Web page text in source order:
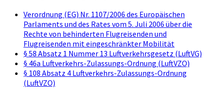
Verordnung (EG) Nr. 1107/2006 des Europäischen
Parlaments und des Rates vom 5. Juli 2006 über die
Rechte von behinderten Flugreisenden und
Flugreisenden mit eingeschränkter Mobilität
§ 58 Absatz 1 Nummer 13 Luftverkehrsgesetz (LuftVG)
§ 46a Luftverkehrs-Zulassungs-Ordnung (LuftVZO)
§ 108 Absatz 4 Luftverkehrs-Zulassungs-Ordnung
(LuftVZO)